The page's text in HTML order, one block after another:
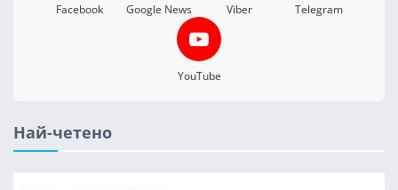
Facebook Google News Viber Telegram
YouTube
Най-четено